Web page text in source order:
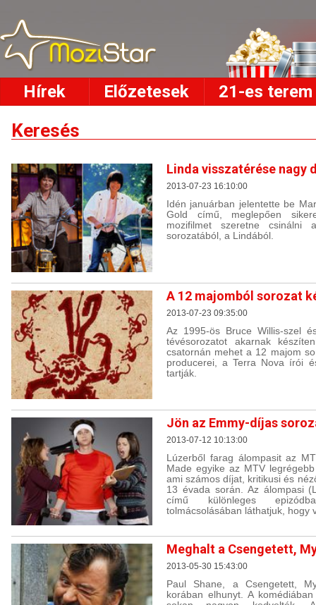
Hírek Előzetesek 21-es terem
Keresés
Linda visszatérése nagy
2013-07-23 16:10:00
Idén januárban jelentette be
Gold című, meglepően
mozifilmet szeretne csinálni
sorozatából, a Lindából.
A 12 majomból sorozat
2013-07-23 09:35:00
Az 1995-ös Bruce Willis-szel
tévésorozatot akarnak
csatornán mehet a 12 majom
producerei, a Terra Nova írói
tartják.
Jön az Emmy-díjas
2013-07-12 10:13:00
Lúzerből farag álompasit az
Made egyike az MTV
ami számos díjat, kritikusi és
13 évada során. Az álompasi
című különleges
tolmácsolásában láthatjuk, hogy
Meghalt a Csengetett,
2013-05-30 15:43:00
Paul Shane, a Csengetett,
korában elhunyt. A